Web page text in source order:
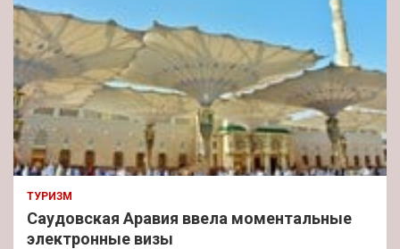
ТУРИЗМ
Саудовская Аравия ввела моментальные
электронные визы